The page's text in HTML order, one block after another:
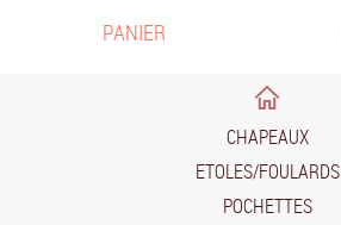
PANIER
CHAPEAUX
ETOLES/FOULARDS
POCHETTES